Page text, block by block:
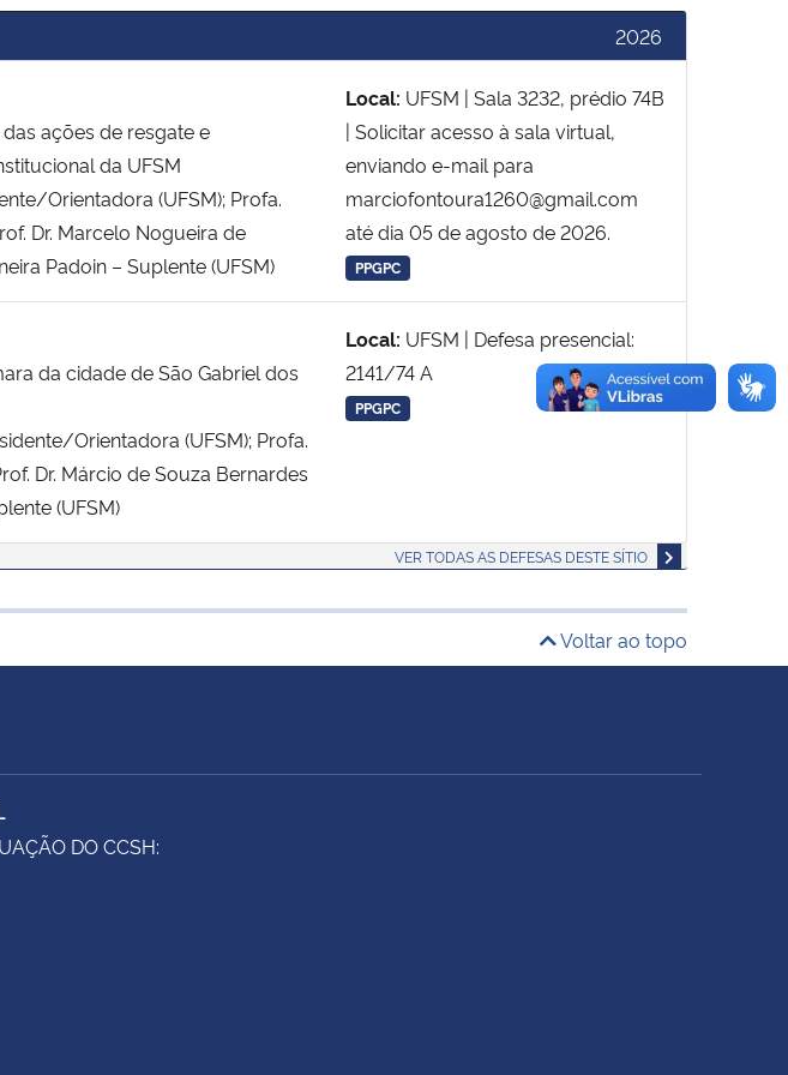
2026
ações de resgate e
da UFSM
Orientadora (UFSM); Profa.
Dr. Marcelo Nogueira de
Padoin – Suplente (UFSM)
Local: UFSM | Sala 3232, prédio 74B
| Solicitar acesso à sala virtual,
enviando e-mail para
marciofontoura1260@gmail.com
até dia 05 de agosto de 2026.
PPGPC
da cidade de São Gabriel dos
Orientadora (UFSM); Profa.
Dr. Márcio de Souza Bernardes
(UFSM)
Local: UFSM | Defesa presencial:
2141/74 A
PPGPC
VER TODAS AS DEFESAS DESTE SÍTIO
Voltar ao topo
DO CCSH: